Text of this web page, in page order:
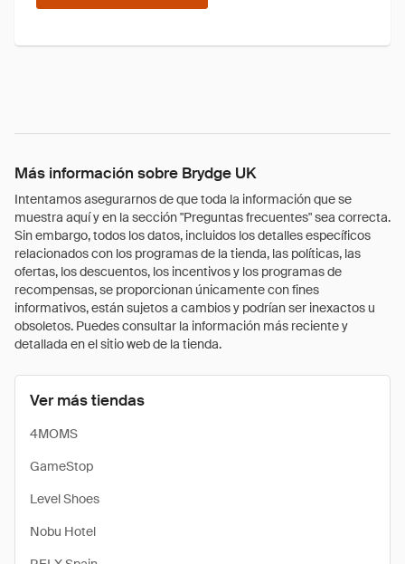
Más información sobre Brydge UK
Intentamos asegurarnos de que toda la información que se
muestra aquí y en la sección "Preguntas frecuentes" sea correcta.
Sin embargo, todos los datos, incluidos los detalles específicos
relacionados con los programas de la tienda, las políticas, las
ofertas, los descuentos, los incentivos y los programas de
recompensas, se proporcionan únicamente con fines
informativos, están sujetos a cambios y podrían ser inexactos u
obsoletos. Puedes consultar la información más reciente y
detallada en el sitio web de la tienda.
Ver más tiendas
4MOMS
GameStop
Level Shoes
Nobu Hotel